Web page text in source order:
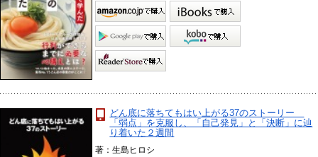
どん底に落ちてもはい上がる37のストーリー
「弱点」を克服し、「自己発見」と「決断」に辿
り着いた２週間
著：生島ヒロシ